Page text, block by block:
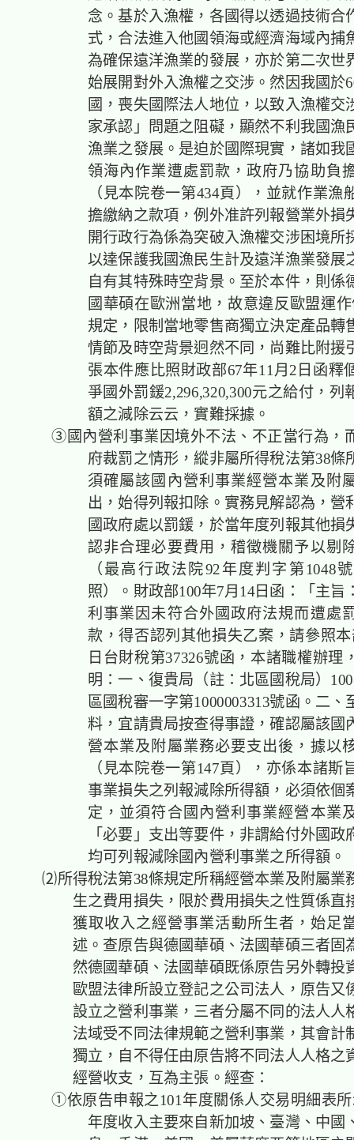
念。基於入漁權，各國得以透過技術合
式，合法進入他國領海或經濟海域內捕
為確保遠洋漁業的發展，亦於第二次世
始展開對外入漁權之交涉。然因我國於
國，喪失國際法人地位，以致入漁權交
家承認」問題之阻礙，顯然不利我國漁
漁業之發展。是迫於國際現實，諸如我
領海內作業遭處罰款，政府乃協助負
（見本院卷一第434頁），並就作業漁
擔繳納之款項，例外准許列報營業外損
開行政行為係為突破入漁權交涉困境所
以達保護我國漁民生計及遠洋漁業發展
自有其特殊時空背景。至於本件，則係
國華碩在歐洲當地，故意違反歐盟運
規定，限制當地零售商獨立決定產品轉
情節及時空背景迥然不同，尚難比附援
張本件應比照財政部67年11月2日函釋
爭國外罰鍰2,296,320,300元之給付，列
額之減除云云，實難採據。
③國內營利事業因境外不法、不正當行為，
府裁罰之情形，縱非屬所得稅法第38條
須確屬該國內營利事業經營本業及附
出，始得列報扣除。實務見解認為，營
國政府處以罰鍰，於當年度列報其他損
認非合理必要費用，稽徵機關予以剔
（最高行政法院92年度判字第1048
照）。財政部100年7月14日函：「主旨
利事業因未符合外國政府法規而遭處
款，得否認列其他損失乙案，請參照本
日台財稅第37326號函，本諸職權辦理
明：一、復貴局（註：北區國稅局）
區國稅審一字第1000003313號函。二、
料，宜請貴局按查得事證，確認屬該國
營本業及附屬業務必要支出後，據以
（見本院卷一第147頁），亦係本諸斯
事業損失之列報減除所得額，必須依個
定，並須符合國內營利事業經營本業
「必要」支出等要件，非謂給付外國政
均可列報減除國內營利事業之所得額。
⑵所得稅法第38條規定所稱經營本業及附屬業
生之費用損失，限於費用損失之性質係直
獲取收入之經營事業活動所生者，始足
述。查原告與德國華碩、法國華碩三者固
然德國華碩、法國華碩既係原告另外轉投
歐盟法律所設立登記之公司法人，原告又
設立之營利事業，三者分屬不同的法人人
法域受不同法律規範之營利事業，其會計
獨立，自不得任由原告將不同法人人格之
經營收支，互為主張。經查：
①依原告申報之101年度關係人交易明細表所
年度收入主要來自新加坡、臺灣、中國